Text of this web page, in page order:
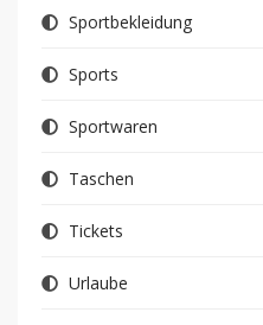
Sportbekleidung
Sports
Sportwaren
Taschen
Tickets
Urlaube